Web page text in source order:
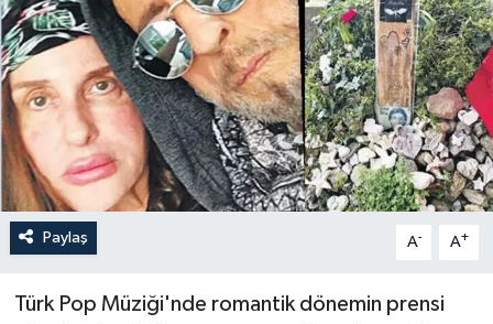
Paylaş A- A+
Türk Pop Müziği'nde romantik dönemin prensi